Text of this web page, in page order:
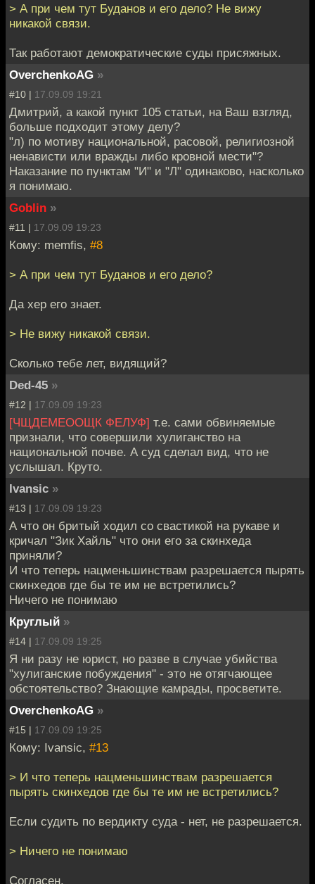
> А при чем тут Буданов и его дело? Не вижу
никакой связи.
Так работают демократические суды присяжных.
OverchenkoAG »
#10 | 17.09.09 19:21
Дмитрий, а какой пункт 105 статьи, на Ваш взгляд,
больше подходит этому делу?
"л) по мотиву национальной, расовой, религиозной
ненависти или вражды либо кровной мести"?
Наказание по пунктам "И" и "Л" одинаково, насколько
я понимаю.
Goblin »
#11 | 17.09.09 19:23
Кому: memfis, #8
> А при чем тут Буданов и его дело?
Да хер его знает.
> Не вижу никакой связи.
Сколько тебе лет, видящий?
Ded-45 »
#12 | 17.09.09 19:23
[ЧЩДЕМЕООЩК ФЕЛУФ] т.е. сами обвиняемые
признали, что совершили хулиганство на
национальной почве. А суд сделал вид, что не
услышал. Круто.
Ivansic »
#13 | 17.09.09 19:23
А что он бритый ходил со свастикой на рукаве и
кричал "Зик Хайль" что они его за скинхеда
приняли?
И что теперь нацменьшинствам разрешается пырять
скинхедов где бы те им не встретились?
Ничего не понимаю
Круглый »
#14 | 17.09.09 19:25
Я ни разу не юрист, но разве в случае убийства
"хулиганские побуждения" - это не отягчающее
обстоятельство? Знающие камрады, просветите.
OverchenkoAG »
#15 | 17.09.09 19:25
Кому: Ivansic, #13
> И что теперь нацменьшинствам разрешается
пырять скинхедов где бы те им не встретились?
Если судить по вердикту суда - нет, не разрешается.
> Ничего не понимаю
Согласен.